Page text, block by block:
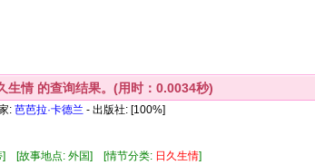
生情 的查询结果。(用时：0.0034秒)
: 芭芭拉·卡德兰 - 出版社: [100%]
] [故事地点: 外国] [情节分类: 日久生情]